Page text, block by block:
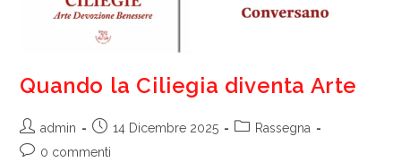
Quando la Ciliegia diventa Arte
Autore
dell'articolo:
admin
Articolo
pubblicato:
14 Dicembre 2025
Categoria
Rassegna
Commenti
0 commenti